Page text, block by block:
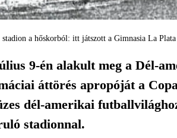
a hőskorból: itt játszott a Gimnasia La Plata
9-én alakult meg a Dél-
áttörés apropóját a
dél-amerikai
stadionnal.